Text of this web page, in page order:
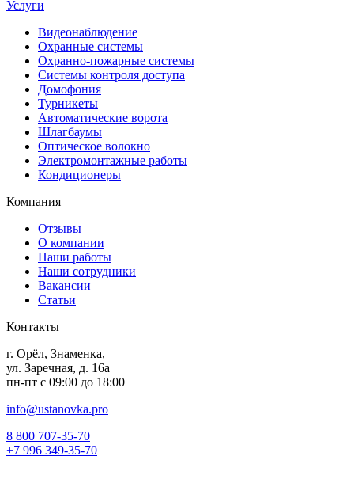
Услуги
Видеонаблюдение
Охранные системы
Охранно-пожарные системы
Системы контроля доступа
Домофония
Турникеты
Автоматические ворота
Шлагбаумы
Оптическое волокно
Электромонтажные работы
Кондиционеры
Компания
Отзывы
О компании
Наши работы
Наши сотрудники
Вакансии
Статьи
Контакты
г. Орёл, Знаменка,
ул. Заречная, д. 16а
пн-пт с 09:00 до 18:00
info@ustanovka.pro
8 800 707-35-70
+7 996 349-35-70